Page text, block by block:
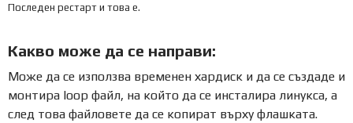
Последен рестарт и това е.
Какво може да се направи:
Може да се използва временен хардиск и да се създаде и
монтира loop файл, на който да се инсталира линукса, а
след това файловете да се копират върху флашката.